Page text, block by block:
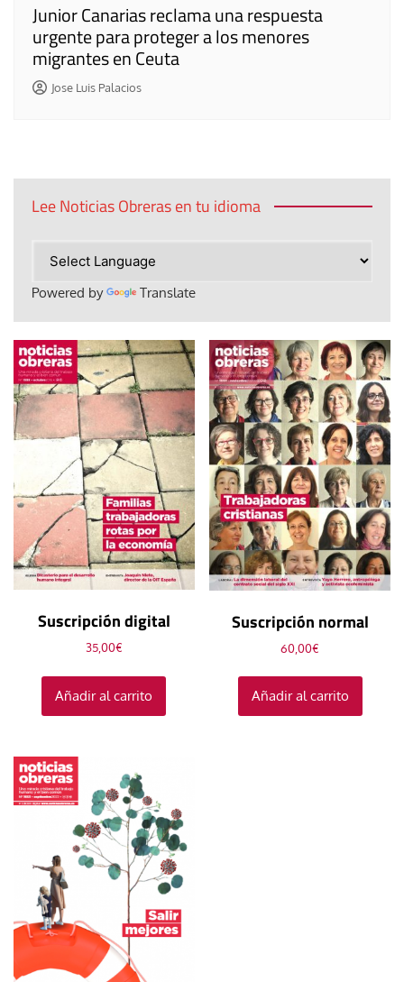
Junior Canarias reclama una respuesta
urgente para proteger a los menores
migrantes en Ceuta
Jose Luis Palacios
Lee Noticias Obreras en tu idioma
Powered by Translate
Suscripción digital
35,00€
Añadir al carrito
Suscripción normal
60,00€
Añadir al carrito